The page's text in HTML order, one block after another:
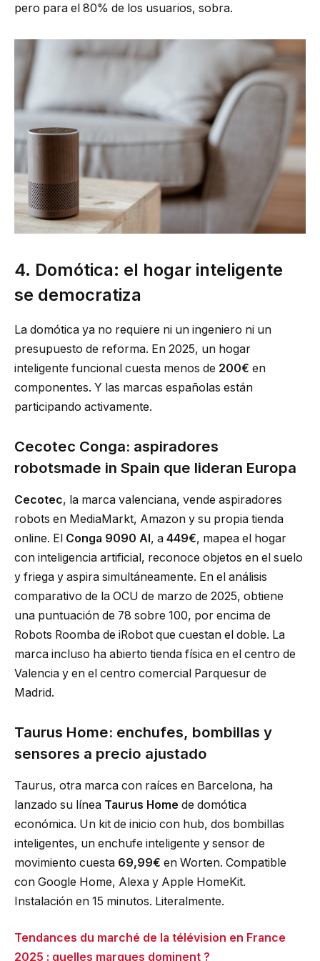
pero para el 80% de los usuarios, sobra.
4. Domótica: el hogar inteligente
se democratiza
La domótica ya no requiere ni un ingeniero ni un
presupuesto de reforma. En 2025, un hogar
inteligente funcional cuesta menos de 200€ en
componentes. Y las marcas españolas están
participando activamente.
Cecotec Conga: aspiradores
robotsmade in Spain que lideran Europa
Cecotec, la marca valenciana, vende aspiradores
robots en MediaMarkt, Amazon y su propia tienda
online. El Conga 9090 AI, a 449€, mapea el hogar
con inteligencia artificial, reconoce objetos en el suelo
y friega y aspira simultáneamente. En el análisis
comparativo de la OCU de marzo de 2025, obtiene
una puntuación de 78 sobre 100, por encima de
Robots Roomba de iRobot que cuestan el doble. La
marca incluso ha abierto tienda física en el centro de
Valencia y en el centro comercial Parquesur de
Madrid.
Taurus Home: enchufes, bombillas y
sensores a precio ajustado
Taurus, otra marca con raíces en Barcelona, ha
lanzado su línea Taurus Home de domótica
económica. Un kit de inicio con hub, dos bombillas
inteligentes, un enchufe inteligente y sensor de
movimiento cuesta 69,99€ en Worten. Compatible
con Google Home, Alexa y Apple HomeKit.
Instalación en 15 minutos. Literalmente.
Tendances du marché de la télévision en France
2025 : quelles marques dominent ?